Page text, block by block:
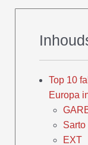
Top 10
Europa
Sarto
EXT